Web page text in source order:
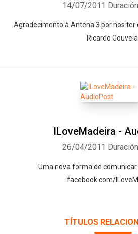
14/07/2011
Agradecimento à Antena 3 por nos ter
Ricardo Gouveia.
ILoveMadeira -
26/04/2011
Uma nova forma de
facebook.com/
TÍTULOS